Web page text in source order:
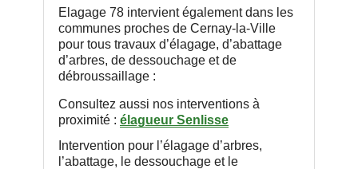
Elagage 78 intervient également dans les
communes proches de Cernay-la-Ville
pour tous travaux d’élagage, d’abattage
d’arbres, de dessouchage et de
débroussaillage :
Consultez aussi nos interventions à
proximité : élagueur Senlisse
Intervention pour l’élagage d’arbres,
l’abattage, le dessouchage et le